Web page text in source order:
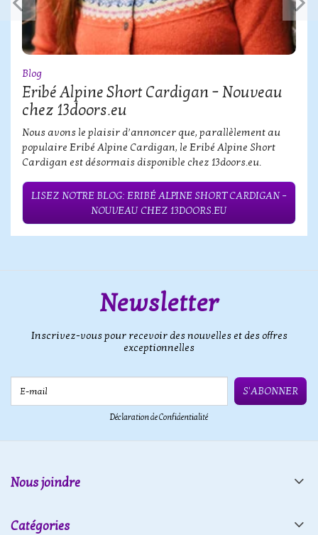
Blog
Eribé Alpine Short Cardigan – Nouveau
chez 13doors.eu
Nous avons le plaisir d’annoncer que, parallèlement au
populaire Eribé Alpine Cardigan, le Eribé Alpine Short
Cardigan est désormais disponible chez 13doors.eu.
LISEZ NOTRE BLOG: ERIBÉ ALPINE SHORT CARDIGAN –
NOUVEAU CHEZ 13DOORS.EU
Newsletter
Inscrivez-vous pour recevoir des nouvelles et des offres
exceptionnelles
S'ABONNER
Déclaration de Confidentialité
Nous joindre
Catégories